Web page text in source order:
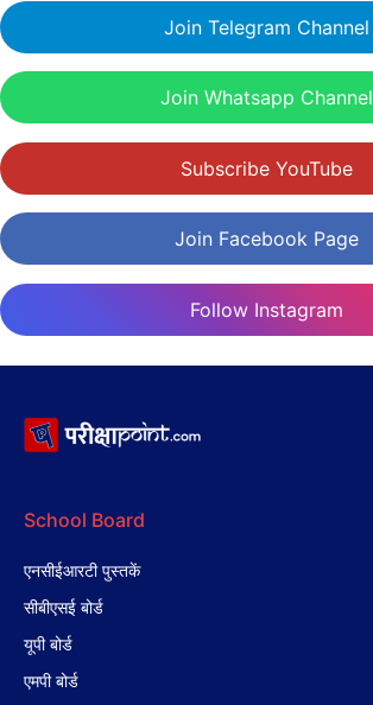
Join Telegram Channel
Join Whatsapp Channel
Subscribe YouTube
Join Facebook Page
Follow Instagram
School Board
एनसीईआरटी पुस्तकें
सीबीएसई बोर्ड
यूपी बोर्ड
एमपी बोर्ड